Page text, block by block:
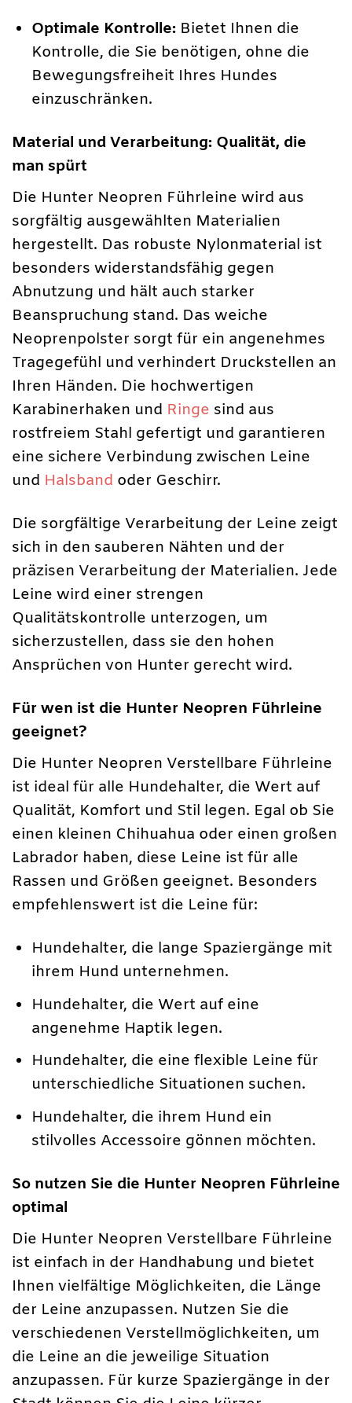
Optimale Kontrolle: Bietet Ihnen die
Kontrolle, die Sie benötigen, ohne die
Bewegungsfreiheit Ihres Hundes
einzuschränken.
Material und Verarbeitung: Qualität, die
man spürt
Die Hunter Neopren Führleine wird aus
sorgfältig ausgewählten Materialien
hergestellt. Das robuste Nylonmaterial ist
besonders widerstandsfähig gegen
Abnutzung und hält auch starker
Beanspruchung stand. Das weiche
Neoprenpolster sorgt für ein angenehmes
Tragegefühl und verhindert Druckstellen an
Ihren Händen. Die hochwertigen
Karabinerhaken und Ringe sind aus
rostfreiem Stahl gefertigt und garantieren
eine sichere Verbindung zwischen Leine
und Halsband oder Geschirr.
Die sorgfältige Verarbeitung der Leine zeigt
sich in den sauberen Nähten und der
präzisen Verarbeitung der Materialien. Jede
Leine wird einer strengen
Qualitätskontrolle unterzogen, um
sicherzustellen, dass sie den hohen
Ansprüchen von Hunter gerecht wird.
Für wen ist die Hunter Neopren Führleine
geeignet?
Die Hunter Neopren Verstellbare Führleine
ist ideal für alle Hundehalter, die Wert auf
Qualität, Komfort und Stil legen. Egal ob Sie
einen kleinen Chihuahua oder einen großen
Labrador haben, diese Leine ist für alle
Rassen und Größen geeignet. Besonders
empfehlenswert ist die Leine für:
Hundehalter, die lange Spaziergänge mit
ihrem Hund unternehmen.
Hundehalter, die Wert auf eine
angenehme Haptik legen.
Hundehalter, die eine flexible Leine für
unterschiedliche Situationen suchen.
Hundehalter, die ihrem Hund ein
stilvolles Accessoire gönnen möchten.
So nutzen Sie die Hunter Neopren Führleine
optimal
Die Hunter Neopren Verstellbare Führleine
ist einfach in der Handhabung und bietet
Ihnen vielfältige Möglichkeiten, die Länge
der Leine anzupassen. Nutzen Sie die
verschiedenen Verstellmöglichkeiten, um
die Leine an die jeweilige Situation
anzupassen. Für kurze Spaziergänge in der